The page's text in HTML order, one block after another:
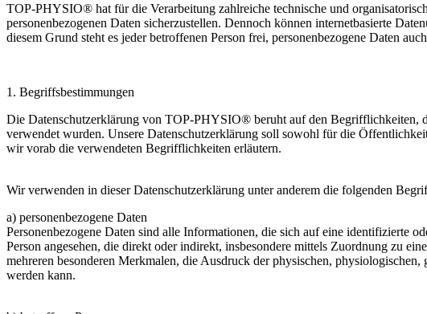
TOP-PHYSIO® hat für die Verarbeitung zahlreiche technische und
personenbezogenen Daten sicherzustellen. Dennoch können internetbasierte
diesem Grund steht es jeder betroffenen Person frei, personenbezogene Daten
1. Begriffsbestimmungen
Die Datenschutzerklärung von TOP-PHYSIO® beruht auf den Begrifflichkeiten,
verwendet wurden. Unsere Datenschutzerklärung soll sowohl für die
wir vorab die verwendeten Begrifflichkeiten erläutern.
Wir verwenden in dieser Datenschutzerklärung unter anderem die folgenden
a) personenbezogene Daten
Personenbezogene Daten sind alle Informationen, die sich auf eine identifizierte
Person angesehen, die direkt oder indirekt, insbesondere mittels Zuordnung zu
mehreren besonderen Merkmalen, die Ausdruck der physischen,
werden kann.